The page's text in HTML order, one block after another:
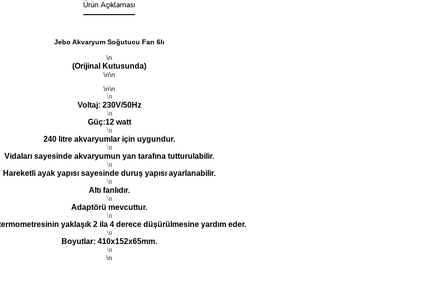
Ürün Açıklaması
Jebo Akvaryum Soğutucu Fan 6lı
\n
(Orijinal Kutusunda)
\n\n
\n\n
\n
Voltaj: 230V/50Hz
\n
Güç:12 watt
\n
240 litre akvaryumlar için uygundur.
\n
Vidaları sayesinde akvaryumun yan tarafına tutturulabilir.
\n
Hareketli ayak yapısı sayesinde duruş yapısı ayarlanabilir.
\n
Altı fanlıdır.
\n
Adaptörü mevcuttur.
\n
yaklaşık 2 ila 4 derece düşürülmesine yardım eder.
\n
Boyutlar: 410x152x65mm.
\n
\n